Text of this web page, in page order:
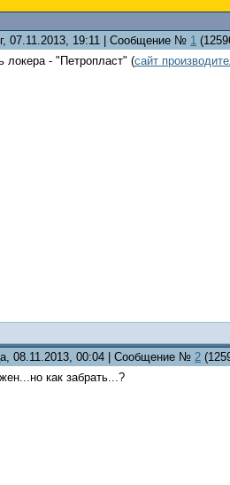
07.11.2013, 19:11 | Сообщение № 1
локера - "Петропласт" (сайт
08.11.2013, 00:04 | Сообщение № 2
как забрать...?